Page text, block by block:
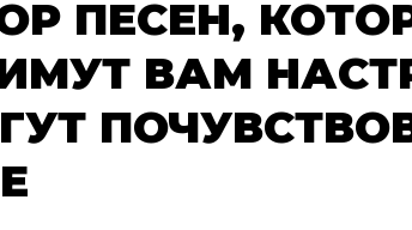
ПЕСЕН,
ВАМ